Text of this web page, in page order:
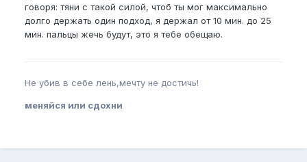
говоря: тяни с такой силой, чтоб ты мог максимально
долго держать один подход, я держал от 10 мин. до 25
мин. пальцы жечь будут, это я тебе обещаю.
Не убив в себе лень,мечту не достичь!
меняйся или сдохни